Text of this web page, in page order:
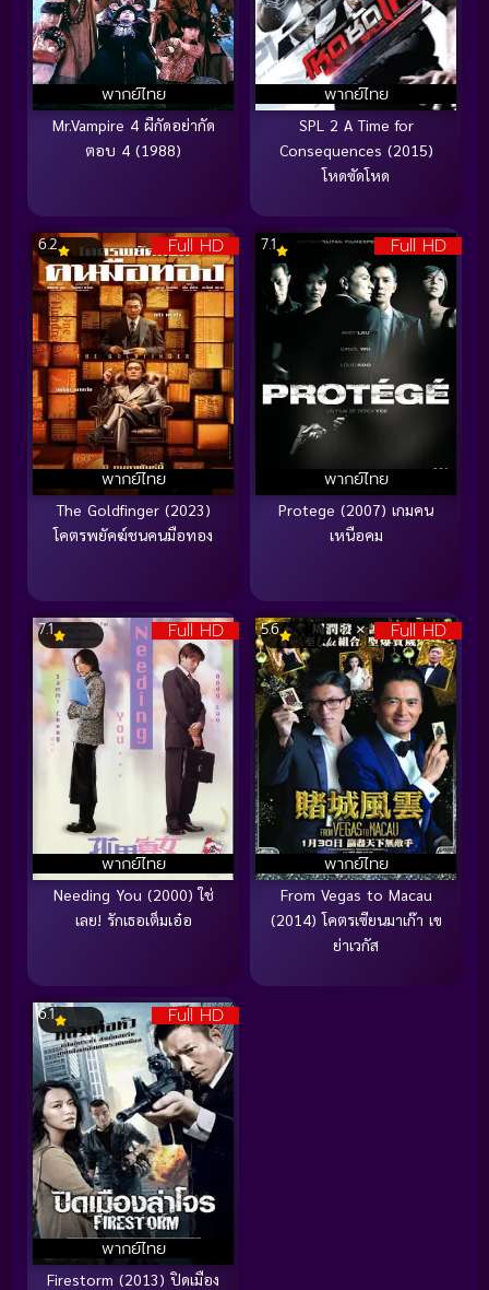
พากย์ไทย
Mr.Vampire 4 ผีกัดอย่ากัด
ตอบ 4 (1988)
พากย์ไทย
SPL 2 A Time for
Consequences (2015)
โหดซัดโหด
Full HD
พากย์ไทย
6.2
The Goldfinger (2023)
โคตรพยัคฆ์ชนคนมือทอง
Full HD
พากย์ไทย
7.1
Protege (2007) เกมคน
เหนือคม
Full HD
พากย์ไทย
7.1
Needing You (2000) ใช่
เลย! รักเธอเต็มเอ๋อ
Full HD
พากย์ไทย
5.6
From Vegas to Macau
(2014) โคตรเซียนมาเก๊า เข
ย่าเวกัส
Full HD
พากย์ไทย
6.1
Firestorm (2013) ปิดเมือง